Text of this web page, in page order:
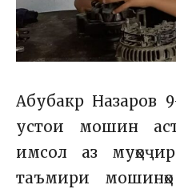
Абубакр Назаров
устои мошин
имсол аз
таъмири